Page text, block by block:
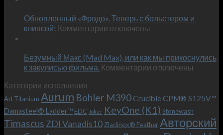
–
и
KeyOne
Обновленный «Фродо». Теперь с больстером и
клипсой! Комментарии к
«Фродо».
Теперь
и
клипсой!
отключены
Безумный Макс (Mad Max), или как мы прикоснулись
к закулисью фильма. Комментарии к
Макс
(Mad
Max),
или
отключены
Категории исполнения
Art Titanium Aurum Bohler M390Crucible CPM® S125V™
Damasteel® Ladder™ EDC Joker KeyOne (K1) Stonewash
Timascus ZDI Vanadis10 Zladinox® FeatherАвторский